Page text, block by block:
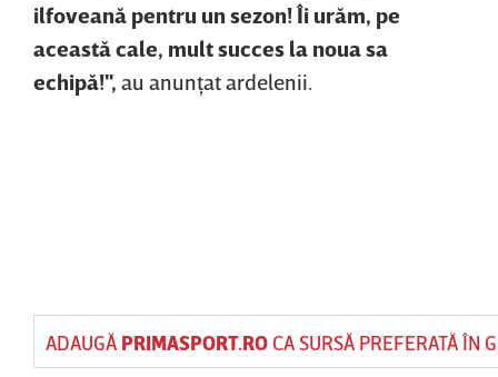
ilfoveană pentru un sezon! Îi urăm, pe
această cale, mult succes la noua sa
echipă!", au anunţat ardelenii.
ADAUGĂ PRIMASPORT.ROCA SURSĂ PREFERATĂ ÎN